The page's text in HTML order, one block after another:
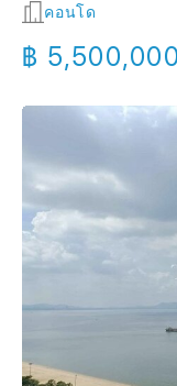
คอนโด
฿ 5,500,000